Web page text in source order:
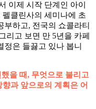
이제 시작 단계인 아이
클린사의 세미나에 초
하고, 전국의 쇼콜라티
리고 보면 만 5년을 카페
은 들끓고 있나 봅니
을 때, 무엇으로 불리고
과 앞으로의 계획은 어